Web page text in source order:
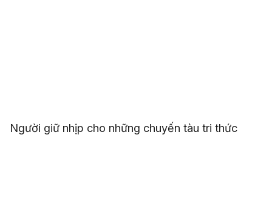
Người giữ nhịp cho những chuyến tàu tri thức